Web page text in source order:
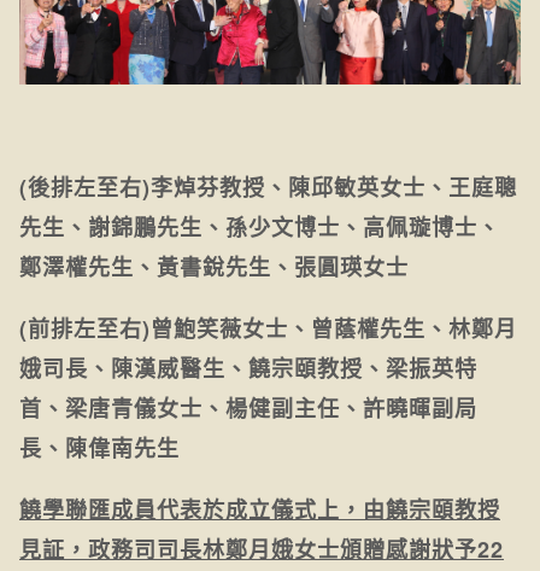
(後排左至右)李焯芬教授、陳邱敏英女士、王庭聰
先生、謝錦鵬先生、孫少文博士、高佩璇博士、
鄭澤權先生、黃書銳先生、張圓瑛女士
(前排左至右)曾鮑笑薇女士、曾蔭權先生、林鄭月
娥司長、陳漢威醫生、饒宗頤教授、梁振英特
首、梁唐青儀女士、楊健副主任、許曉暉副局
長、陳偉南先生
饒學聯匯成員代表於成立儀式上，由饒宗頤教授
見証，政務司司長林鄭月娥女士頒贈感謝狀予22